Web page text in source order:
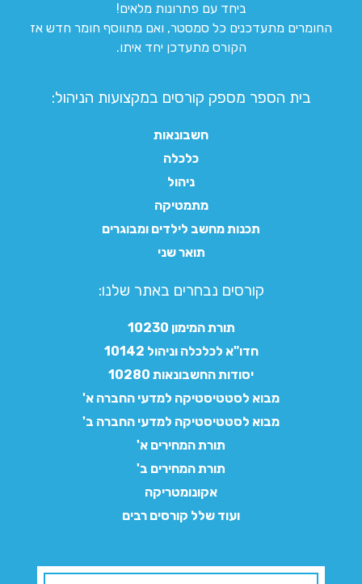
ביחד עם פתרונות מלאים!
החומרים מתעדכנים כל סמסטר, ואם מתווסף חומר חדש אז
הקורס מתעדכן יחד איתו.
בית הספר מספק קורסים במקצועות הניהול:
חשבונאות
כלכלה
ניהול
מתמטיקה
תכנות מחשב לילדים ומבוגרים
תואר שני
קורסים נבחרים באתר שלנו:​
תורת המימון 10230
חדו"א לכלכלה וניהול 10142
יסודות החשבונאות 10280
מבוא לסטטיסטיקה למדעי החברה א'
מבוא לסטטיסטיקה למדעי החברה ב'
תורת המחירים א'
תורת המחירים ב'
אקונומטריקה
ועוד שלל קורסים רבים